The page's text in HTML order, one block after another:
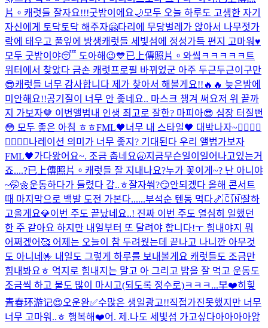
片。 캐럿들 잘자요!!!굿밤이에요🌙모두 오늘 하루도 고생한 자기
자신에게 토닥토닥 해주자🤗다리에 무당벌레가 앉아서 나무젓가
락에 태우고 풀잎에 방생캐럿들 세빛섬에 정성가득 편지 고마워♥️
모두 굿밤이야😴 도아해😉💙已上傳照片。 와앀ㅋㅋㅋㅋㅋ트
위터에서 찾았다 금손 캐럿프로필 바뀌었군 아주 두근두근이구만
😎캐럿들 너무 감사합니다 제가 찾아서 해볼게요!!🔥🔥 늦은밤에
미안해요!!공기질이 너무 안 좋네요.. 마스크 챙겨 써요저 위 끝까
지 가보자🤎 이번앨범내 인생 최고로 잘한? 마피아😎 심장 터질뻔
😳 모두 좋은 아침 ㅎㅎFML🖤너무 내 스타일🖤 대박나자~❤️‍🔥❤️‍🔥
❤️‍🔥❤️‍🔥나레이션 의미가 너무 좋지? 기대된다 우리 앨범가보자
FML🖤가다왔어요~. 조금 춥네요🥱지금무슨일이일어나고있는거
죠....?已上傳照片。 캐럿들 잘 지내나요?누가 꽃이게~? 난 아니야
~🤭🌼운동하다가 들렸다 감..ㅎ잘자쒀?😏안되겠다 올해 콘서트
때 마지막으로 백발 도전 가본다......부석순 텐동 먹다🍤🇨🇳잘하
고올게요💎이번 주도 끝났네요..! 진짜 이번 주도 열심히 일했던
한 주 같아요 하지만 내일부터 또 달려야 합니다!ㅜ 힘내야지 뭐
어쩌겠어🥰 어제는 오늘이 참 두려웠는데 끝나고 나니깐 아무것
도 아니네🤟 내일도 그렇게 하루를 보내볼게요 캐럿들도 조금만
힘내봐요ㅎ 억지로 힘내지는 말고 아 그리고 밥을 잘 먹고 운동도
조금씩 하고 물도 많이 마시고(되도록 정수로)ㅋㅋㅋ...早❤️히힣
青春环游记😍오운완✅수많은 생일광고!!직접가진못했지만 너무
너무 고마워..ㅎ 행복해❤️어. 제.나도 세빛섬 가고싶다아아아아앙